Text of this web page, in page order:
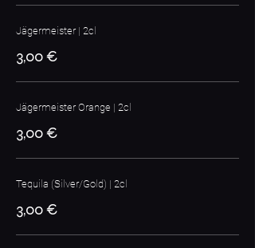
Jägermeister | 2cl
3,00 €
Jägermeister Orange | 2cl
3,00 €
Tequila (Silver/Gold) | 2cl
3,00 €